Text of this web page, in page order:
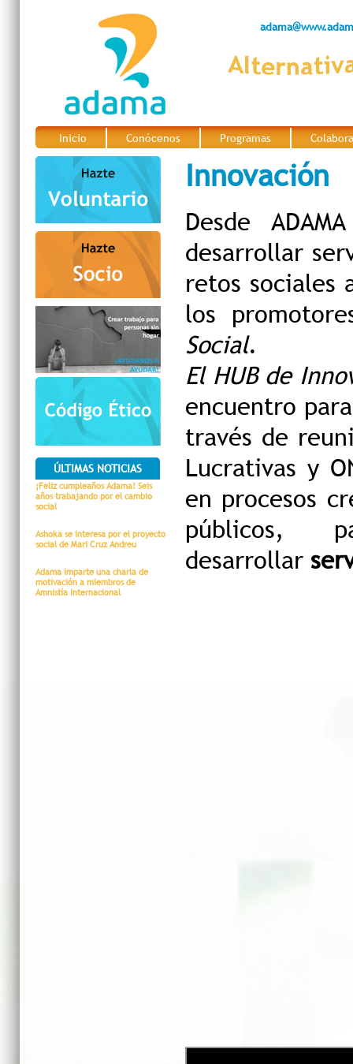
Inicio Conócenos Programas Colabora
Innovación
Desde
desarrollar
retos sociales
los
Social.
El HUB de
encuentro
través de
Lucrativas y
en procesos
públicos,
desarrollar
ÚLTIMAS NOTICIAS
¡Feliz cumpleaños Adama! Seis
años trabajando por el cambio
social
Ashoka se interesa por el proyecto
social de Mari Cruz Andreu
Adama imparte una charla de
motivación a miembros de
Amnistía Internacional